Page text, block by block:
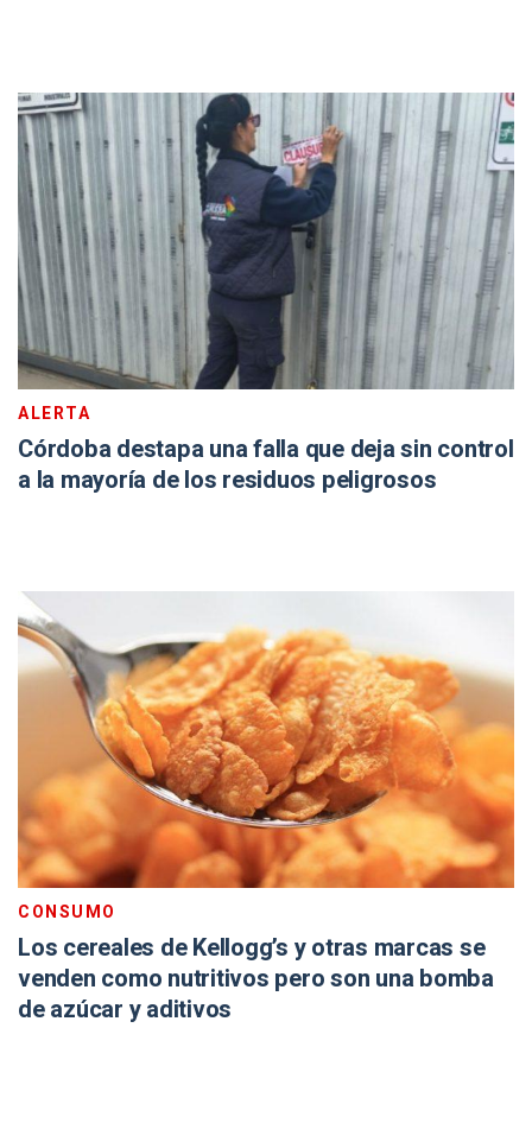
ALERTA
Córdoba destapa una falla que deja sin control
a la mayoría de los residuos peligrosos
CONSUMO
Los cereales de Kellogg’s y otras marcas se
venden como nutritivos pero son una bomba
de azúcar y aditivos